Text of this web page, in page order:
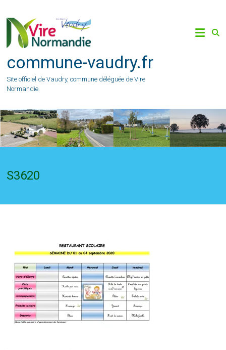
content
commune-vaudry.fr
Site officiel de Vaudry, commune déléguée de Vire
Normandie.
S3620